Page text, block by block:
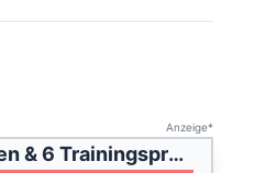
Anzeige*
SportPlus Liegeheimtrainer für zuhause mit App-kompatibilität, 24 Stufen & 6 Trainingsprogramme, rutschfeste Pedale, mit Display & Tablethalterung, bis 110 kg